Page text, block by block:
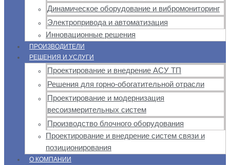
Динамическое оборудование и вибромониторинг
Электропривода и автоматизация
Инновационные решения
ПРОИЗВОДИТЕЛИ
РЕШЕНИЯ И УСЛУГИ
Проектирование и внедрение АСУ ТП
Решения для горно-обогатительной отрасли
Проектирование и модернизация
весоизмерительных систем
Производство блочного оборудования
Проектирование и внедрение систем связи и
позиционирования
О КОМПАНИИ